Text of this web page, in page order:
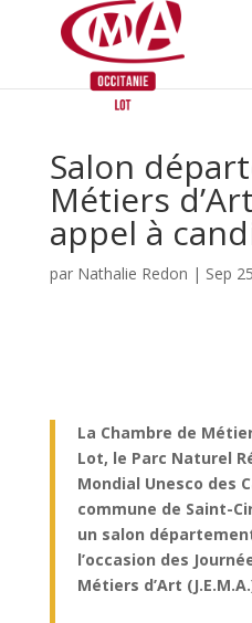
Salon
Métiers
appel à
par Nathalie Redon | Sep
La Chambre de
Lot, le Parc Naturel
Mondial Unesco des
commune de Saint-
un salon
l’occasion des
Métiers d’Art